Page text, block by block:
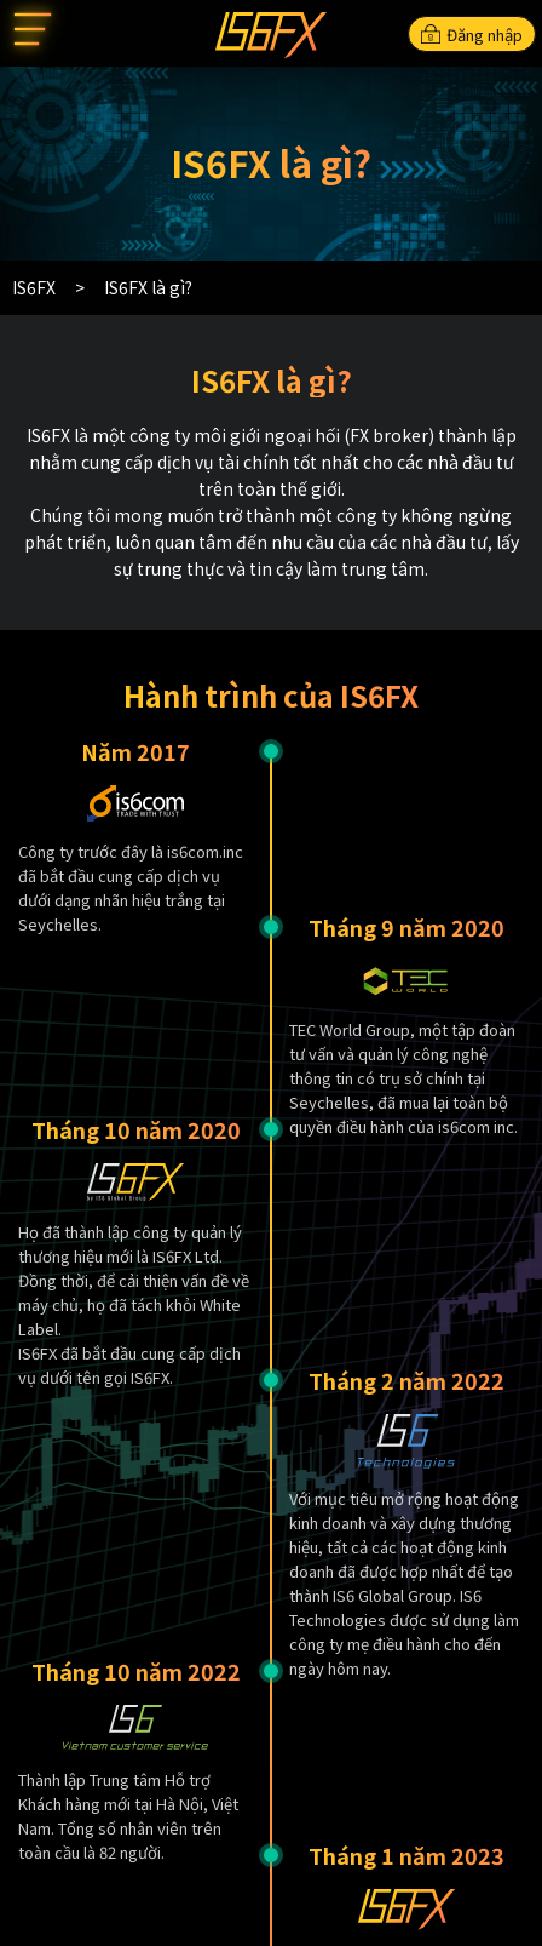
Đăng nhập
IS6FX là gì?
IS6FX IS6FX là gì?
IS6FX là gì?
IS6FX là một công ty môi giới ngoại hối (FX broker) thành lập
nhằm cung cấp dịch vụ tài chính tốt nhất cho các nhà đầu tư
trên toàn thế giới.
Chúng tôi mong muốn trở thành một công ty không ngừng
phát triển, luôn quan tâm đến nhu cầu của các nhà đầu tư, lấy
sự trung thực và tin cậy làm trung tâm.
Hành trình của IS6FX
Năm 2017
Công ty trước đây là is6com.inc
đã bắt đầu cung cấp dịch vụ
dưới dạng nhãn hiệu trắng tại
Seychelles.
Tháng 9 năm 2020
TEC World Group, một tập đoàn
tư vấn và quản lý công nghệ
thông tin có trụ sở chính tại
Seychelles, đã mua lại toàn bộ
quyền điều hành của is6com inc.
Tháng 10 năm 2020
Họ đã thành lập công ty quản lý
thương hiệu mới là IS6FX Ltd.
Đồng thời, để cải thiện vấn đề về
máy chủ, họ đã tách khỏi White
Label.
IS6FX đã bắt đầu cung cấp dịch
vụ dưới tên gọi IS6FX.
Tháng 2 năm 2022
Với mục tiêu mở rộng hoạt động
kinh doanh và xây dựng thương
hiệu, tất cả các hoạt động kinh
doanh đã được hợp nhất để tạo
thành IS6 Global Group. IS6
Technologies được sử dụng làm
công ty mẹ điều hành cho đến
ngày hôm nay.
Tháng 10 năm 2022
Thành lập Trung tâm Hỗ trợ
Khách hàng mới tại Hà Nội, Việt
Nam. Tổng số nhân viên trên
toàn cầu là 82 người.
Tháng 1 năm 2023